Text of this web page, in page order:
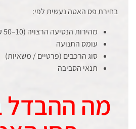
בחירת פס האטה נעשית לפי:
מהירות הנסיעה הרצויה (10–50 קמ”ש)
עומס התנועה
סוג הרכבים (פרטיים / משאיות)
תנאי הסביבה
מה ההבדל